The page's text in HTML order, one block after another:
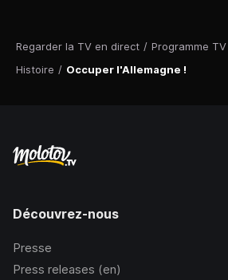
Regarder la TV en direct / Programme TV
Histoire / Occuper l'Allemagne !
Découvrez-nous
Presse
Press releases (en)